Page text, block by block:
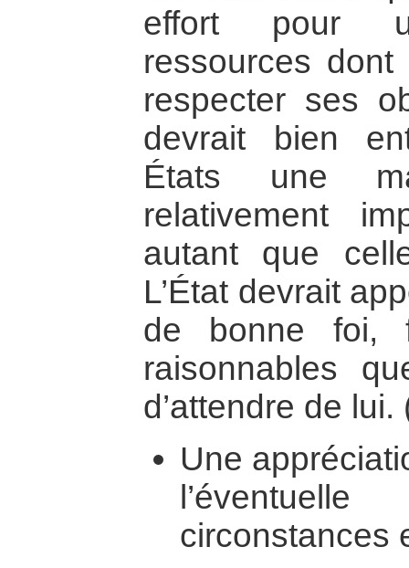
effort pour
ressources
respecter ses
devrait bien
États une
relativement
autant que
L’État devrait
de bonne foi,
raisonnables
d’attendre de
Une
circonstances